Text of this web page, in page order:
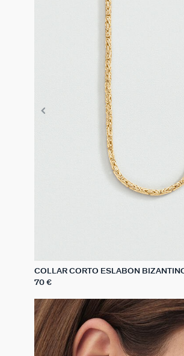
COLLAR CORTO ESLABÓN
70 €